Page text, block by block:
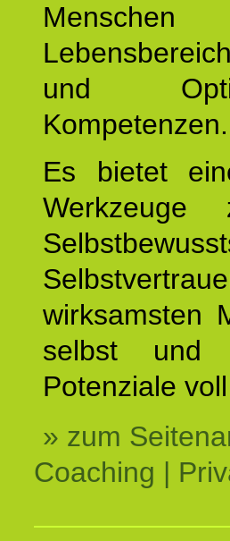
und
Kompetenzen.
Es bietet
wirksamsten
selbst und
Potenziale
» zum
Coaching |